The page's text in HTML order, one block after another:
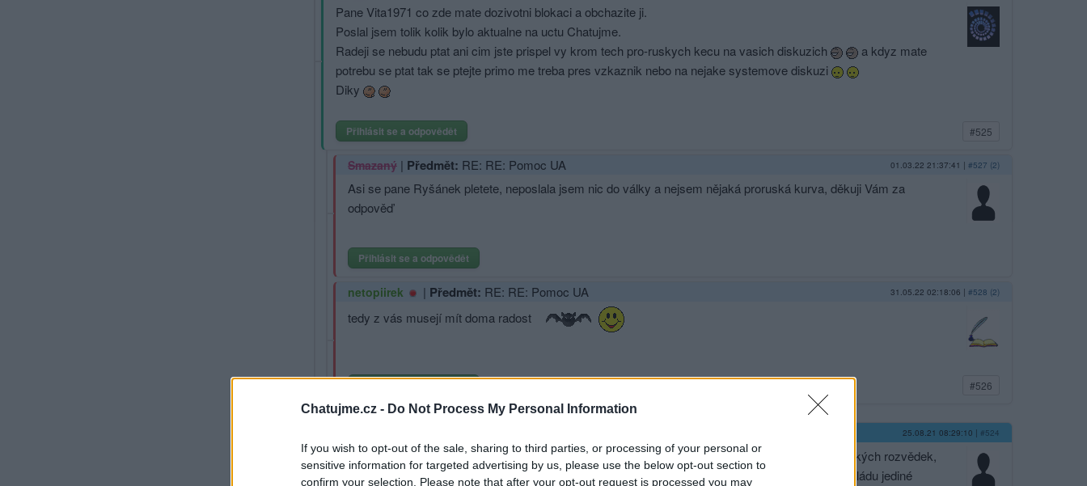
Chatujme.cz - Do Not Process My Personal Information
If you wish to opt-out of the sale, sharing to third parties, or processing of your personal or
sensitive information for targeted advertising by us, please use the below opt-out section to
confirm your selection. Please note that after your opt-out request is processed you may
Pane Vita1971 co zde mate dozivotni blokaci a obchazite ji.
Poslal jsem tolik kolik bylo aktualne na uctu Chatujme.
Radeji se nebudu ptat ani cim jste prispel vy krom tech pro-ruskych kecu na vasich diskuzich
a kdyz mate
potrebu se ptat tak se ptejte primo me treba pres vzkaznik nebo na nejake systemove diskuzi
Diky
Přihlásit se a odpovědět #525
Smazaný | Předmět: RE: RE: Pomoc UA 01.03.22 21:37:41 | #527 (2)
Asi se pane Ryšánek pletete, neposlala jsem nic do války a nejsem nějaká proruská kurva, děkuji Vám za
odpověď
Přihlásit se a odpovědět
netopiirek | Předmět: RE: RE: Pomoc UA 31.05.22 02:18:06 | #528 (2)
tedy z vás musejí mít doma radost
#526
25.08.21 08:29:10 | #524
Talibán-al-kaida-islámský stát =toto všechno je utajovaná americká armáda řízená důstojníky amerických rozvědek,
verbujícé primitivní fanatiky a takto pomocí teroru usa pokoušejí se udržet svoji hegemonii, čili světovládu jediné